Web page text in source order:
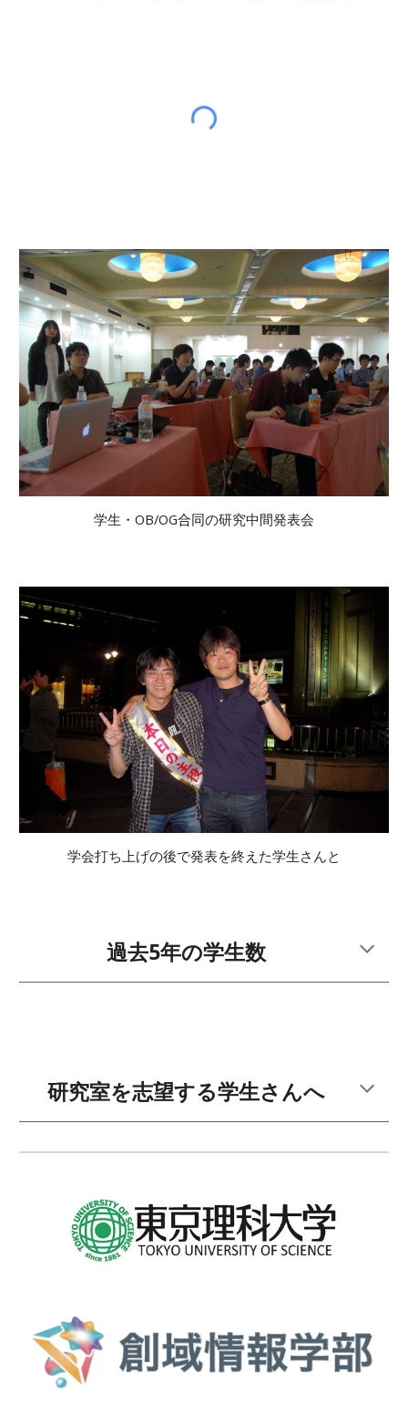
学生・OB/OG合同の研究中間発表会
学会打ち上げの後で発表を終えた学生さんと
過去5年の学生数
研究室を志望する学生さんへ